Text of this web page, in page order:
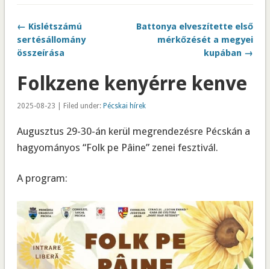
← Kislétszámú
sertésállomány
összeírása
Battonya elveszítette első
mérkőzését a megyei
kupában →
Folkzene kenyérre kenve
2025-08-23 | Filed under: Pécskai hírek
Augusztus 29-30-án kerül megrendezésre Pécskán a
hagyományos “Folk pe Pâine” zenei fesztivál.
A program: